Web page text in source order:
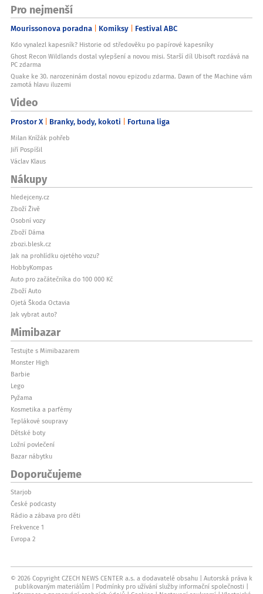
Pro nejmenší
Mourissonova poradna Komiksy Festival ABC
Kdo vynalezl kapesník? Historie od středověku po papírové kapesníky
Ghost Recon Wildlands dostal vylepšení a novou misi. Starší díl Ubisoft rozdává na
PC zdarma
Quake ke 30. narozeninám dostal novou epizodu zdarma. Dawn of the Machine vám
zamotá hlavu iluzemi
Video
Prostor X Branky, body, kokoti Fortuna liga
Milan Knížák pohřeb
Jiří Pospíšil
Václav Klaus
Nákupy
hledejceny.cz
Zboží Živě
Osobní vozy
Zboží Dáma
zbozi.blesk.cz
Jak na prohlídku ojetého vozu?
HobbyKompas
Auto pro začátečníka do 100 000 Kč
Zboží Auto
Ojetá Škoda Octavia
Jak vybrat auto?
Mimibazar
Testujte s Mimibazarem
Monster High
Barbie
Lego
Pyžama
Kosmetika a parfémy
Teplákové soupravy
Dětské boty
Ložní povlečení
Bazar nábytku
Doporučujeme
Starjob
České podcasty
Rádio a zábava pro děti
Frekvence 1
Evropa 2
© 2026 Copyright CZECH NEWS CENTER a.s. a dodavatelé obsahu
Autorská práva k
publikovaným materiálům
Podmínky pro užívání služby informační společnosti